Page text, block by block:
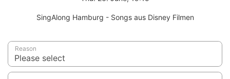
SingAlong Hamburg - Songs aus Disney Filmen
Reason